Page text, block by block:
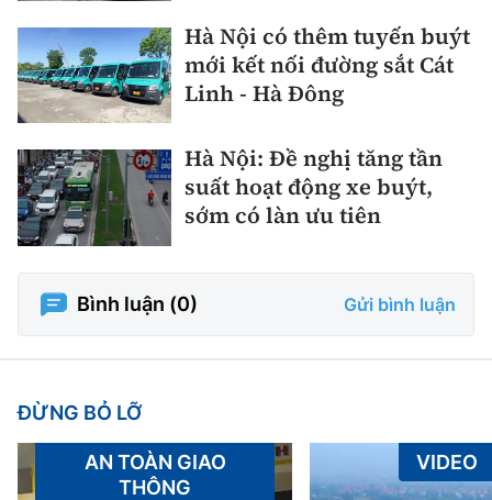
Hà Nội có thêm tuyến buýt
mới kết nối đường sắt Cát
Linh - Hà Đông
Hà Nội: Đề nghị tăng tần
suất hoạt động xe buýt,
sớm có làn ưu tiên
Bình luận (0) Gửi bình luận
ĐỪNG BỎ LỠ
AN TOÀN GIAO
THÔNG
VIDEO